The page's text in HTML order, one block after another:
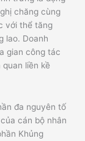
chăng cùng
với thể tăng
lao. Doanh
gian công tác
liền kề
đa nguyên tố
cán bộ nhân
Khủng